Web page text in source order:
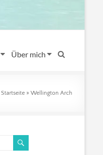
Über mich
Startseite » Wellington Arch